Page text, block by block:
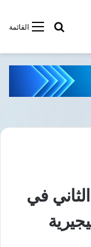
القائمةأبحت فى
في